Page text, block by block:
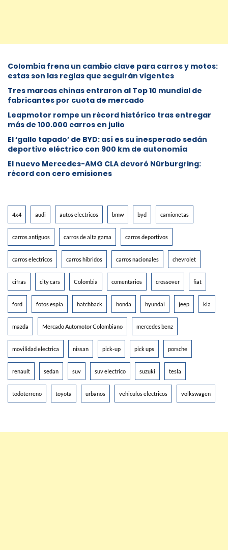
Colombia frena un cambio clave para carros y motos:
estas son las reglas que seguirán vigentes
Tres marcas chinas entraron al Top 10 mundial de
fabricantes por cuota de mercado
Leapmotor rompe un récord histórico tras entregar
más de 100.000 carros en julio
El ‘gallo tapado’ de BYD: así es su inesperado sedán
deportivo eléctrico con 900 km de autonomía
El nuevo Mercedes-AMG CLA devoró Nürburgring:
récord con cero emisiones
4x4 audi autos electricos bmw byd camionetas
carros antiguos carros de alta gama carros deportivos
carros electricos carros hibridos carros nacionales chevrolet
cifras city cars Colombia comentarios crossover fiat
ford fotos espia hatchback honda hyundai jeep kia
mazda Mercado Automotor Colombiano mercedes benz
movilidad electrica nissan pick-up pick ups porsche
renault sedan suv suv electrico suzuki tesla
todoterreno toyota urbanos vehiculos electricos volkswagen